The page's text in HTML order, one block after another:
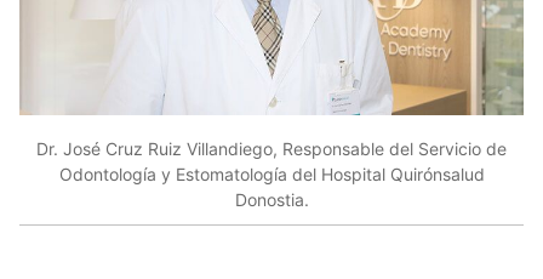
Dr. José Cruz Ruiz Villandiego, Responsable del Servicio de
Odontología y Estomatología del Hospital Quirónsalud
Donostia.